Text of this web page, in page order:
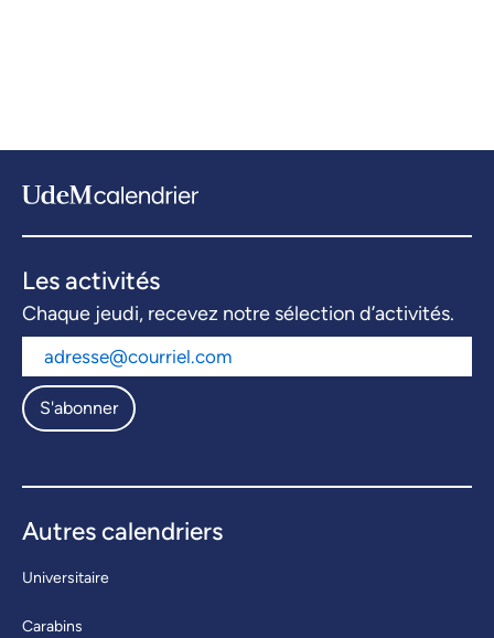
Les activités
Chaque jeudi, recevez notre sélection d’activités.
S'abonner
Autres calendriers
Universitaire
Carabins